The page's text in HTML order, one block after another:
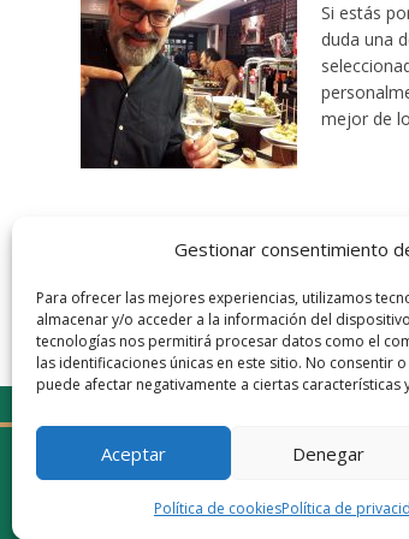
Gestionar consentimiento
Para ofrecer las mejores experiencias, utilizamos
almacenar y/o acceder a la información del
tecnologías nos permitirá procesar datos como el
las identificaciones únicas en este sitio. No consentir
puede afectar negativamente a ciertas características
Aceptar Denegar
Política de cookiesPolítica de
Si estás
duda una
mejor de